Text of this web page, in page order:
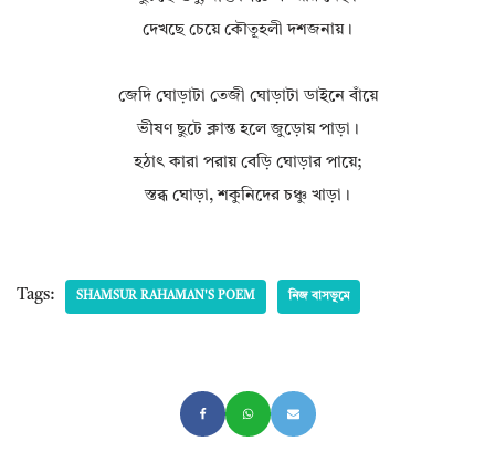
দেখছে চেয়ে কৌতূহলী দশজনায়।
জেদি ঘোড়াটা তেজী ঘোড়াটা ডাইনে বাঁয়ে
ভীষণ ছুটে ক্লান্ত হলে জুড়োয় পাড়া।
হঠাৎ কারা পরায় বেড়ি ঘোড়ার পায়ে;
স্তব্ধ ঘোড়া, শকুনিদের চঞ্চু খাড়া।
Tags: SHAMSUR RAHAMAN'S POEM নিজ বাসভূমে